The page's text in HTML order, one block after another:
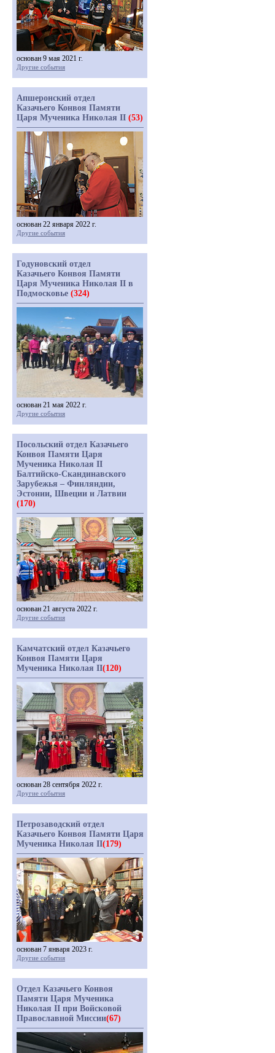
основан 9 мая 2021 г.
Другие события
Апшеронский отдел
Казачьего Конвоя Памяти
Царя Мученика Николая II (53)
основан 22 января 2022 г.
Другие события
Годуновский отдел
Казачьего Конвоя Памяти
Царя Мученика Николая II в
Подмосковье (324)
основан 21 мая 2022 г.
Другие события
Посольский отдел Казачьего
Конвоя Памяти Царя
Мученика Николая II
Балтийско-Скандинавского
Зарубежья – Финляндии,
Эстонии, Швеции и Латвии
(170)
основан 21 августа 2022 г.
Другие события
Камчатский отдел Казачьего
Конвоя Памяти Царя
Мученика Николая II(120)
основан 28 сентября 2022 г.
Другие события
Петрозаводский отдел
Казачьего Конвоя Памяти Царя
Мученика Николая II(179)
основан 7 января 2023 г.
Другие события
Отдел Казачьего Конвоя
Памяти Царя Мученика
Николая II при Войсковой
Православной Миссии(67)